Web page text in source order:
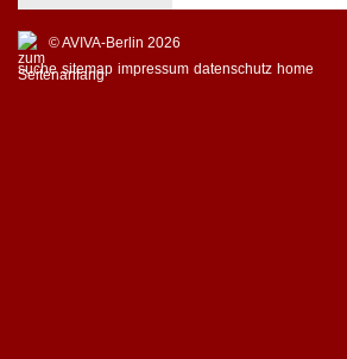
© AVIVA-Berlin 2026
suche sitemap impressum datenschutz home